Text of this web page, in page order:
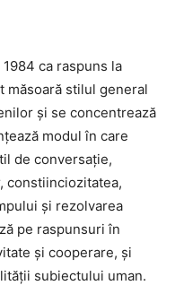
ca raspuns la
măsoară stilul general
și se concentrează
modul în care
de conversație,
constiinciozitatea,
și rezolvarea
pe raspunsuri în
și cooperare, și
subiectului uman.